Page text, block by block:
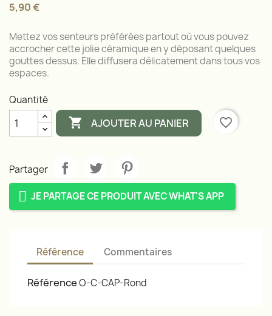
5,90 €
Mettez vos senteurs préférées partout où vous pouvez
accrocher cette jolie céramique en y déposant quelques
gouttes dessus. Elle diffusera délicatement dans tous vos
espaces.
Quantité
 AJOUTER AU PANIER favorite_border
Partager
JE PARTAGE CE PRODUIT AVEC WHAT'S APP
Référence Commentaires
RéférenceO-C-CAP-Rond